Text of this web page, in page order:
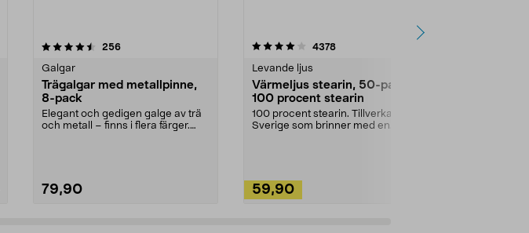
256recensioner
Galgar
Trägalgar med metallpinne,
8-pack
Elegant och gedigen galge av trä
och metall – finns i flera färger.
79,90
4.0av 5 stjärnor 4378recensioner
Levande ljus
Värmeljus stearin, 50-pack,
100 procent stearin
100 procent stearin. Tillverkade i
Sverige som brinner med en
59,90
4.5av 5 stjärnor